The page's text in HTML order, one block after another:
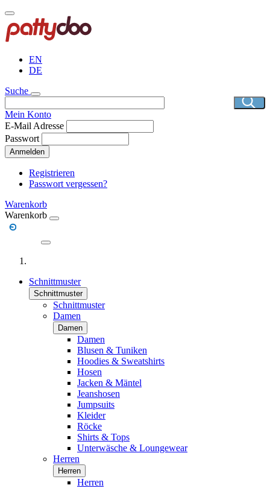
Direkt
zum
Inhalt
EN
DE
Suche
Mein Konto
E-Mail Adresse
Passwort
Anmelden
Registrieren
Passwort vergessen?
Warenkorb
Warenkorb
Schnittmuster
Schnittmuster
Schnittmuster
Damen
Damen
Damen
Blusen & Tuniken
Hoodies & Sweatshirts
Hosen
Jacken & Mäntel
Jeanshosen
Jumpsuits
Kleider
Röcke
Shirts & Tops
Unterwäsche & Loungewear
Herren
Herren
Herren